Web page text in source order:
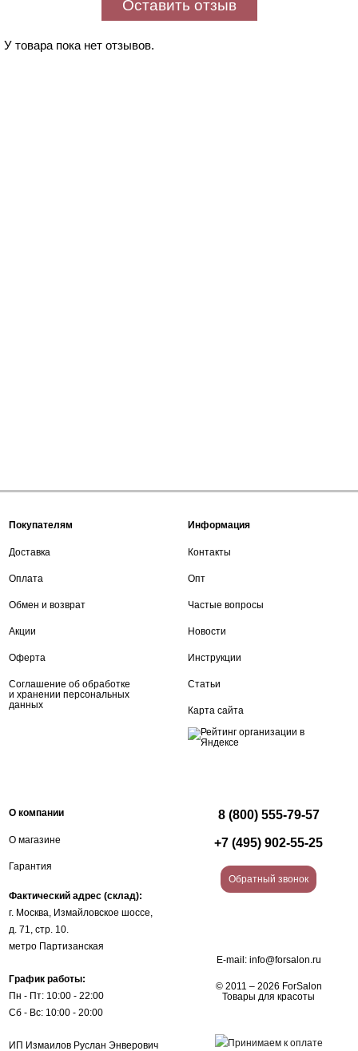
Оставить отзыв
У товара пока нет отзывов.
Покупателям
Доставка
Оплата
Обмен и возврат
Акции
Оферта
Соглашение об обработке
и хранении персональных
данных
Информация
Контакты
Опт
Частые вопросы
Новости
Инструкции
Статьи
Карта сайта
О компании
О магазине
Гарантия
Фактический адрес (склад):
г. Москва, Измайловское шоссе,
д. 71, стр. 10.
метро Партизанская
График работы:
Пн - Пт: 10:00 - 22:00
Сб - Вс: 10:00 - 20:00
ИП Измаилов Руслан Энверович
8 (800) 555-79-57
+7 (495) 902-55-25
Обратный звонок
E-mail: info@forsalon.ru
© 2011 – 2026 ForSalon
Товары для красоты